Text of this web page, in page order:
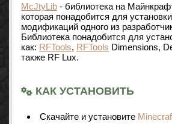
McJtyLib - библиотека на
которая понадобится для
модификаций одного из
Библиотека понадобится для
как: RFTools, RFTools Dimensions,
также RF Lux.
КАК УСТАНОВИТЬ
Cкачайте и установите